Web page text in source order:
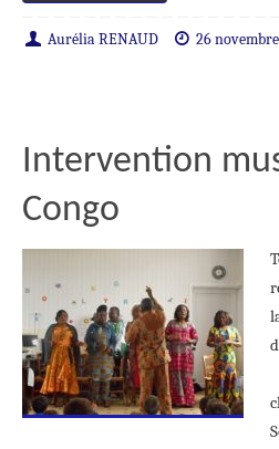
Aurélia RENAUD 26
Intervention
Congo